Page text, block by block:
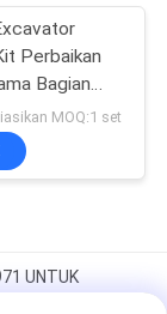
Perbaikan
Bagian
Pompa
MOQ:1 set
UNTUK